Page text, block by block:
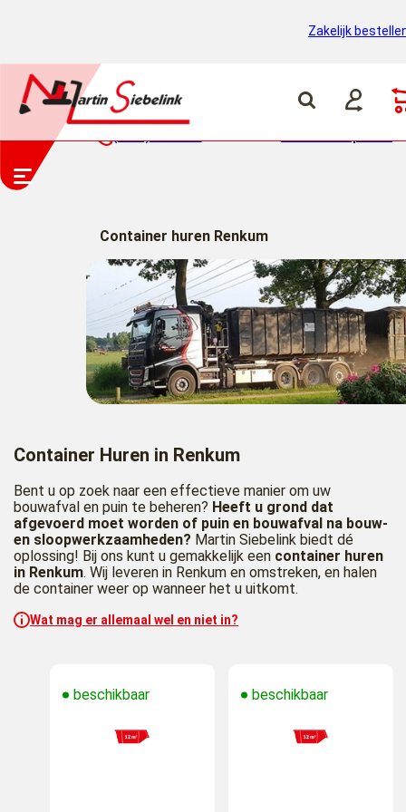
Zakelijk
Container huren Renkum
Container Huren in Renkum
Bent u op zoek naar een effectieve manier om uw
bouwafval en puin te beheren? Heeft u grond dat
afgevoerd moet worden of puin en bouwafval na bouw-
en sloopwerkzaamheden? Martin Siebelink biedt dé
oplossing! Bij ons kunt u gemakkelijk een container huren
in Renkum. Wij leveren in Renkum en omstreken, en halen
de container weer op wanneer het u uitkomt.
Wat mag er allemaal wel en niet in?
beschikbaar beschikbaar